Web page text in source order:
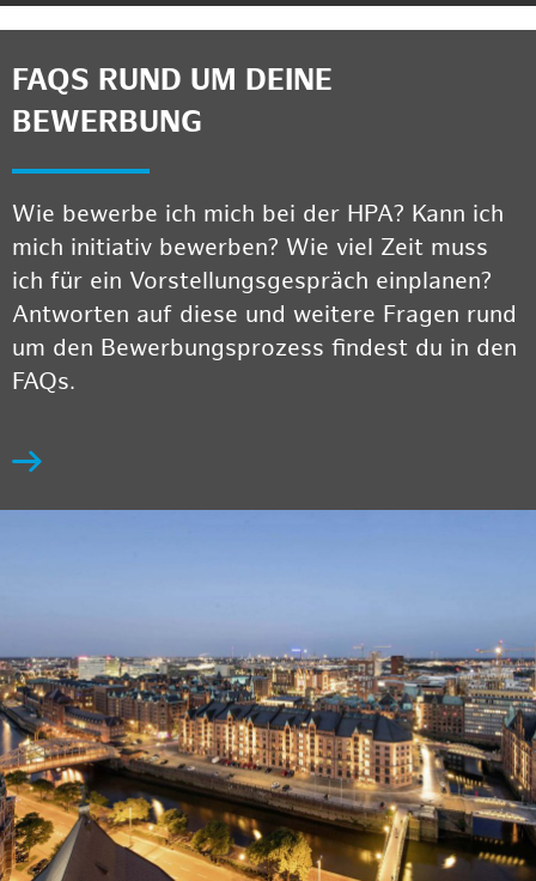
FAQS RUND UM DEINE
BEWERBUNG
Wie bewerbe ich mich bei der HPA? Kann ich
mich initiativ bewerben? Wie viel Zeit muss
ich für ein Vorstellungsgespräch einplanen?
Antworten auf diese und weitere Fragen rund
um den Bewerbungsprozess findest du in den
FAQs.